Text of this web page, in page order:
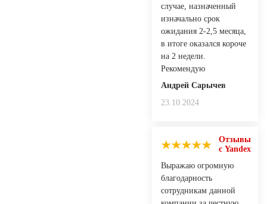
случае, назначенный
изначально срок
ожидания 2-2,5 месяца,
в итоге оказался короче
на 2 недели.
Рекомендую
Андрей Сарычев
23.10.2024
Отзывы
с Yandex
Выражаю огромную
благодарность
сотрудникам данной